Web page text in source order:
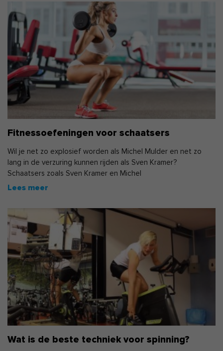
Fitnessoefeningen voor schaatsers
Wil je net zo explosief worden als Michel Mulder en net zo
lang in de verzuring kunnen rijden als Sven Kramer?
Schaatsers zoals Sven Kramer en Michel
Wat is de beste techniek voor spinning?